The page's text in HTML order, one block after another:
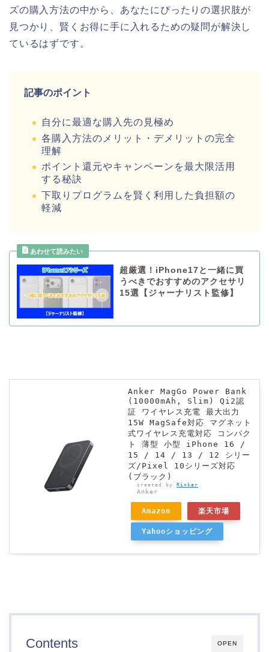
ズの購入方法の中から、あなたにぴったりの選択肢が
見つかり、賢くお得に手に入れるための疑問が解決し
ているはずです。
記事のポイント
自分に最適な購入先の見極め
各購入方法のメリット・デメリットの完全
理解
ポイント還元やキャンペーンを最大限活用
する秘訣
下取りプログラムを賢く利用した負担額の
軽減
超厳選！iPhone17と一緒に買
うべきでおすすめのアクセサリ
15選【ジャーナリスト監修】
Anker MagGo Power Bank
(10000mAh, Slim) Qi2認
証 ワイヤレス充電 最大出力
15W MagSafe対応 マグネット
式ワイヤレス充電対応 コンパク
ト 薄型 小型 iPhone 16 /
15 / 14 / 13 / 12 シリー
ズ/Pixel 10シリーズ対応
(ブラック)
created by Rinker
Anker
Amazon 楽天市場
Yahooショッピング
OPEN
Contents